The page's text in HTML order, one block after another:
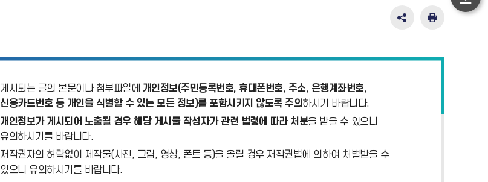
SNS
영
인
게시되는 글의 본문이나 첨부파일에 개인정보(주민등록번호, 휴대폰번호, 주소, 은행계좌번호,
신용카드번호 등 개인을 식별할 수 있는 모든 정보)를 포함시키지 않도록 주의 하시기 바랍니다.
개인정보가 게시되어 노출될 경우 해당 게시물 작성자가 관련 법령에 따라 처분을 받을 수 있으니
유의하시기를 바랍니다.
저작권자의 허락없이 제작물(사진, 그림, 영상, 폰트 등)을 올릴 경우 저작권법에 의하여 처벌받을 수
있으니 유의하시기를 바랍니다.
하